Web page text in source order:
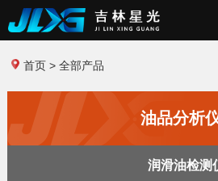
首页> 全部产品
油品分析
润滑油检测